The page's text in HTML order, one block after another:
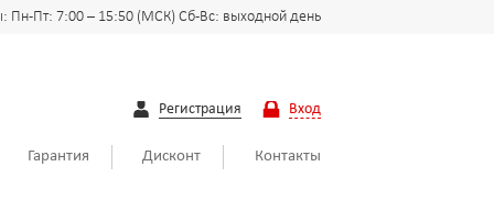
Пн-Пт: 7:00 – 15:50 (МСК) Сб-Вс: выходной день
Регистрация Вход
Гарантия Дисконт Контакты